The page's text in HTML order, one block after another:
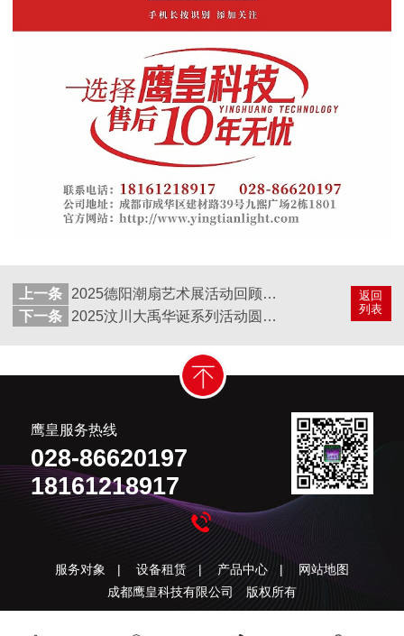
返回
列表
上一条
2025德阳潮扇艺术展活动回顾：50人会场音响配置解析
下一条
2025汶川大禹华诞系列活动圆满落幕：科技赋能非遗传承，匠心打造文化盛宴
鹰皇服务热线
028-86620197
18161218917
服务对象 | 设备租赁 | 产品中心 |
网站地图
成都鹰皇科技有限公司 版权所有